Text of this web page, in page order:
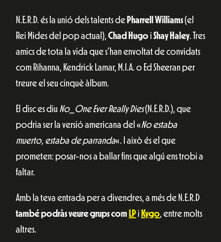
N.E.R.D. és la unió dels talents de Pharrell Williams(el
Rei Mides del pop actual), Chad Hugo i Shay Haley. Tres
amics de tota la vida que s’han envoltat de convidats
com Rihanna, Kendrick Lamar, M.I.A. o Ed Sheeran per
treure el seu cinquè àlbum.
El disc es diu No_One Ever Really Dies(N.E.R.D.), que
podria ser la versió americana del «No estaba
muerto, estaba de parranda«. I això és el que
prometen: posar-nos a ballar fins que algú ens trobi a
faltar.
Amb la teva entrada per a divendres, a més de N.E.R.D
també podràs veure grups com LP i Kygo, entre molts
altres.